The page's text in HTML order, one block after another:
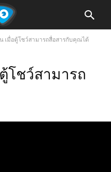
เมื่อตู้โชว์สามารถสื่อสารกับคุณได้
โชว์สามารถ